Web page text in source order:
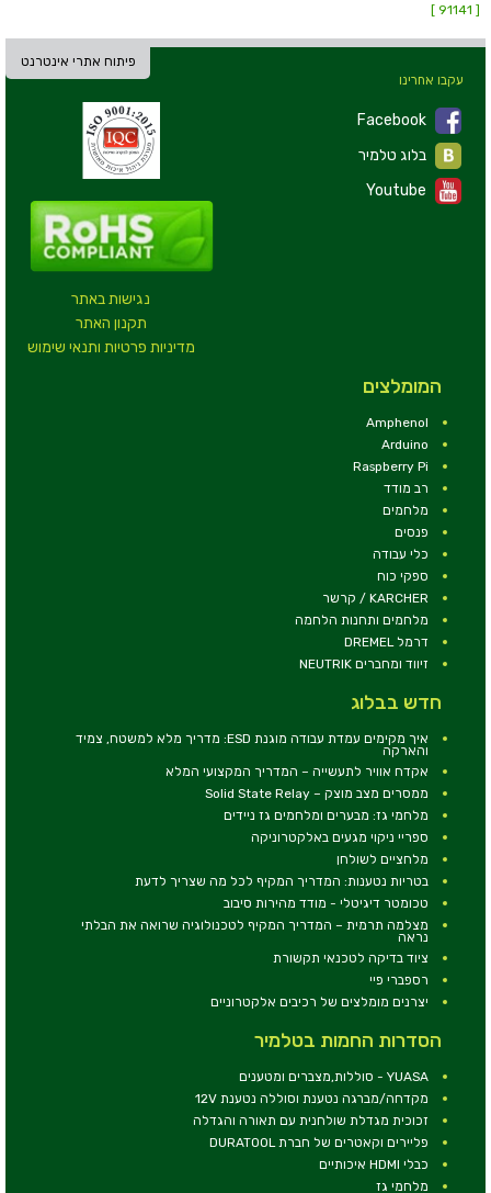
[ 91141 ]
פיתוח אתרי אינטרנט
נגישות באתר
תקנון האתר
מדיניות פרטיות ותנאי שימוש
עקבו אחרינו
Facebook
Youtube
המומלצים
Amphenol
Arduino
Raspberry Pi
רב מודד
מלחמים
פנסים
כלי עבודה
ספקי כוח
KARCHER / קרשר
מלחמים ותחנות הלחמה
דרמל DREMEL
זיווד ומחברים NEUTRIK
חדש בבלוג
איך מקימים עמדת עבודה מוגנת ESD: מדריך מלא למשטח, צמיד
והארקה
אקדח אוויר לתעשייה – המדריך המקצועי המלא
ממסרים מצב מוצק – Solid State Relay
מלחמי גז: מבערים ומלחמים גז ניידים
ספריי ניקוי מגעים באלקטרוניקה
מלחציים לשולחן
בטריות נטענות: המדריך המקיף לכל מה שצריך לדעת
טכומטר דיגיטלי - מודד מהירות סיבוב
מצלמה תרמית – המדריך המקיף לטכנולוגיה שרואה את הבלתי
נראה
ציוד בדיקה לטכנאי תקשורת
רספברי פיי
יצרנים מומלצים של רכיבים אלקטרוניים
הסדרות החמות בטלמיר
YUASA - סוללות,מצברים ומטענים
מקדחה/מברגה נטענת וסוללה נטענת 12V
זכוכית מגדלת שולחנית עם תאורה והגדלה
פליירים וקאטרים של חברת DURATOOL
כבלי HDMI איכותיים
מלחמי גז